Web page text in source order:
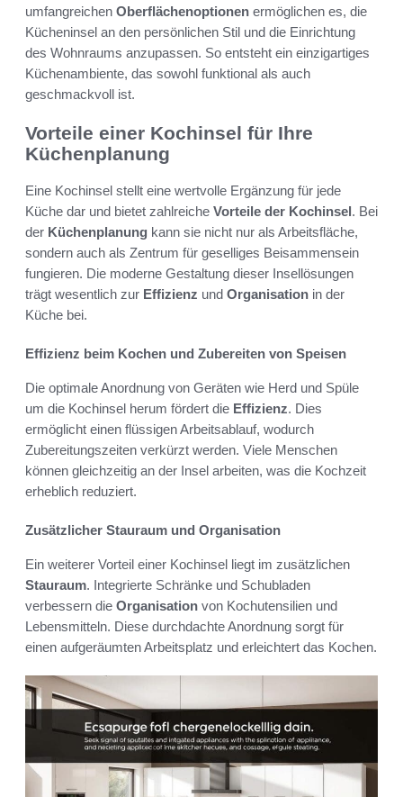
umfangreichen Oberflächenoptionen ermöglichen es, die
Kücheninsel an den persönlichen Stil und die Einrichtung
des Wohnraums anzupassen. So entsteht ein einzigartiges
Küchenambiente, das sowohl funktional als auch
geschmackvoll ist.
Vorteile einer Kochinsel für Ihre
Küchenplanung
Eine Kochinsel stellt eine wertvolle Ergänzung für jede
Küche dar und bietet zahlreiche Vorteile der Kochinsel. Bei
der Küchenplanung kann sie nicht nur als Arbeitsfläche,
sondern auch als Zentrum für geselliges Beisammensein
fungieren. Die moderne Gestaltung dieser Insellösungen
trägt wesentlich zur Effizienz und Organisation in der
Küche bei.
Effizienz beim Kochen und Zubereiten von Speisen
Die optimale Anordnung von Geräten wie Herd und Spüle
um die Kochinsel herum fördert die Effizienz. Dies
ermöglicht einen flüssigen Arbeitsablauf, wodurch
Zubereitungszeiten verkürzt werden. Viele Menschen
können gleichzeitig an der Insel arbeiten, was die Kochzeit
erheblich reduziert.
Zusätzlicher Stauraum und Organisation
Ein weiterer Vorteil einer Kochinsel liegt im zusätzlichen
Stauraum. Integrierte Schränke und Schubladen
verbessern die Organisation von Kochutensilien und
Lebensmitteln. Diese durchdachte Anordnung sorgt für
einen aufgeräumten Arbeitsplatz und erleichtert das Kochen.